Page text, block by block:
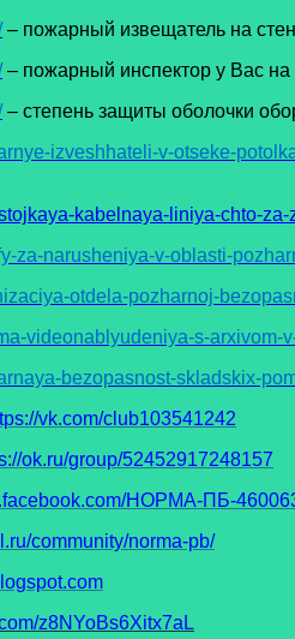
– пожарный извещатель на
– пожарный инспектор у Вас на
– степень защиты оболочки
izveshhateli-v-otseke-
kabelnaya-liniya-chto-za-
za-narusheniya-v-oblasti-
otdela-pozharnoj-
videonablyudeniya-s-arxivom-
bezopasnost-skladskix-
vk.com/club103541242
ok.ru/group/52452917248157
НОРМА-ПБ-
community/norma-pb/
z8NYoBs6Xitx7aL